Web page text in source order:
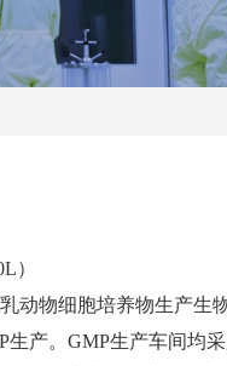
）
动物细胞培养物生产生
产。GMP生产车间均